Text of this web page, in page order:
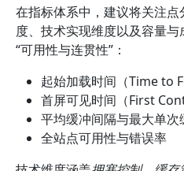
在指标体系中，建议将关注
度、技术实现维度以及容量
“可用性与连贯性”：
起始加载时间（Time to
首屏可见时间（First
平均缓冲间隔与最大单次
全站点可用性与错误率